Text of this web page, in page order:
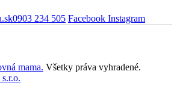
0903 234 505 Facebook Instagram
mama. Všetky práva vyhradené.